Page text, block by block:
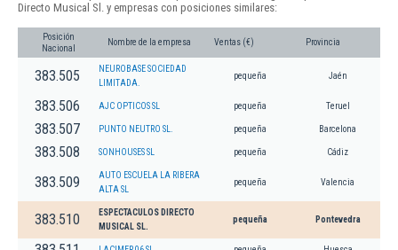
Directo Musical Sl. y empresas con posiciones similares:
Posición
Nacional
Nombre de la empresa Ventas (€) Provincia
383.505
NEUROBASE SOCIEDAD
LIMITADA.
pequeña Jaén
383.506 AJC OPTICOS SL pequeña Teruel
383.507 PUNTO NEUTRO SL. pequeña Barcelona
383.508 SONHOUSES SL pequeña Cádiz
383.509
AUTO ESCUELA LA RIBERA
ALTA SL
pequeña Valencia
383.510
ESPECTACULOS DIRECTO
MUSICAL SL.
pequeña Pontevedra